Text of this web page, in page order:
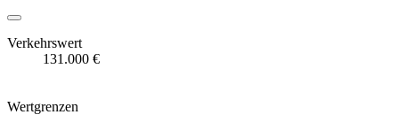
Verkehrswert
131.000 €
Wertgrenzen